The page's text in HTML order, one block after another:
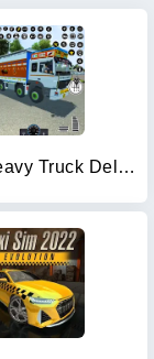
Indian Heavy Truck Delivery 3D